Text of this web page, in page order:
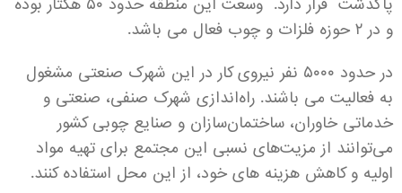
و در ۲ حوزه فلزات و چوب فعال می باشد.
در حدود ۵۰۰۰ نفر نیروی کار در این شهرک صنعتی مشغول
به فعالیت می باشند. راه‌اندازی شهرک صنفی، صنعتی و
خدماتی خاوران، ساختمان‌سازان و صنایع چوبی کشور
می‌توانند از مزیت‌های نسبی این مجتمع برای تهیه مواد
اولیه و کاهش هزینه‌ های خود، از این محل استفاده کنند.